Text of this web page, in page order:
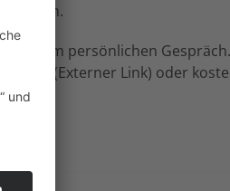
gießen.
im persönlichen
(Externer Link) oder